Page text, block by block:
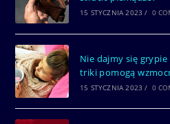
15 STYCZNIA 2023 / 0
Nie dajmy się
triki pomogą
15 STYCZNIA 2023 / 0